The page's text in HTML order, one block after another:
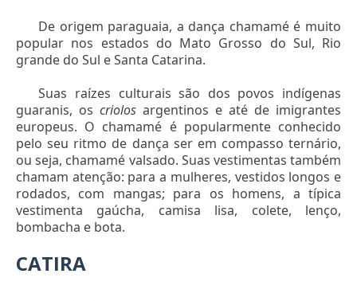
De origem paraguaia, a dança chamamé é muito
popular nos estados do Mato Grosso do Sul, Rio
grande do Sul e Santa Catarina.
Suas raízes culturais são dos povos indígenas
guaranis, os criolos argentinos e até de imigrantes
europeus. O chamamé é popularmente conhecido
pelo seu ritmo de dança ser em compasso ternário,
ou seja, chamamé valsado. Suas vestimentas também
chamam atenção: para a mulheres, vestidos longos e
rodados, com mangas; para os homens, a típica
vestimenta gaúcha, camisa lisa, colete, lenço,
bombacha e bota.
CATIRA